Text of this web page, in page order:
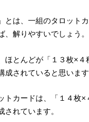
とは、一組のタロット
、解りやすいでしょう。
ほとんどが「１３枚×４
成されていると思います
トカードは、「１４枚×
されています。